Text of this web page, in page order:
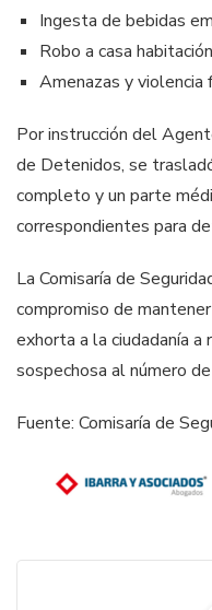
Ingesta de bebidas
Robo a casa
Amenazas y violencia
Por instrucción del
de Detenidos, se
completo y un parte
correspondientes para
La Comisaría de
compromiso de
exhorta a la ciudadanía
sospechosa al número
Fuente: Comisaría de